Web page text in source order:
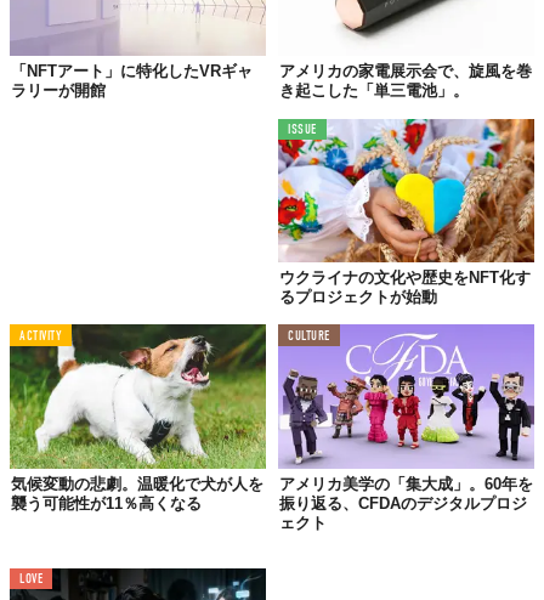
「NFTアート」に特化したVRギャ
ラリーが開館
アメリカの家電展示会で、旋風を巻
き起こした「単三電池」。
ISSUE
ウクライナの文化や歴史をNFT化す
るプロジェクトが始動
ACTIVITY
気候変動の悲劇。温暖化で犬が人を
襲う可能性が11％高くなる
CULTURE
アメリカ美学の「集大成」。60年を
振り返る、CFDAのデジタルプロジ
ェクト
LOVE